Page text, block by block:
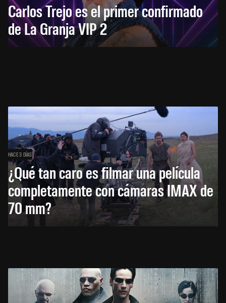
Carlos Trejo es el primer confirmado
de La Granja VIP 2
HACE 3 DÍAS
¿Qué tan caro es filmar una película
completamente con cámaras IMAX de
70 mm?